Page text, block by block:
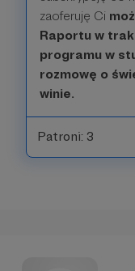
zaoferuję Ci
Raportu w
programu w
rozmowę o
winie.
Patroni: 3